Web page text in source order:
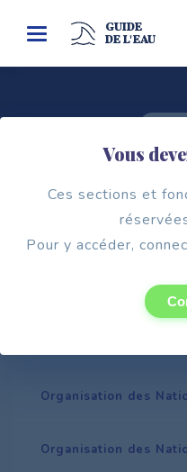
Vous
Ces sections et
Pour y accéder,
Toggle
GUIDE
DE L'EAU
AU NIVEAU